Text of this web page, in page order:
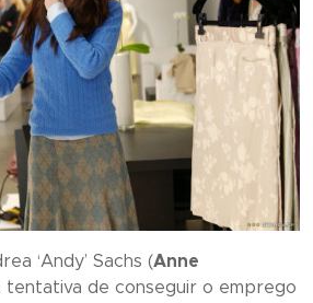
‘Andy’ Sachs (Anne
tentativa de conseguir o emprego